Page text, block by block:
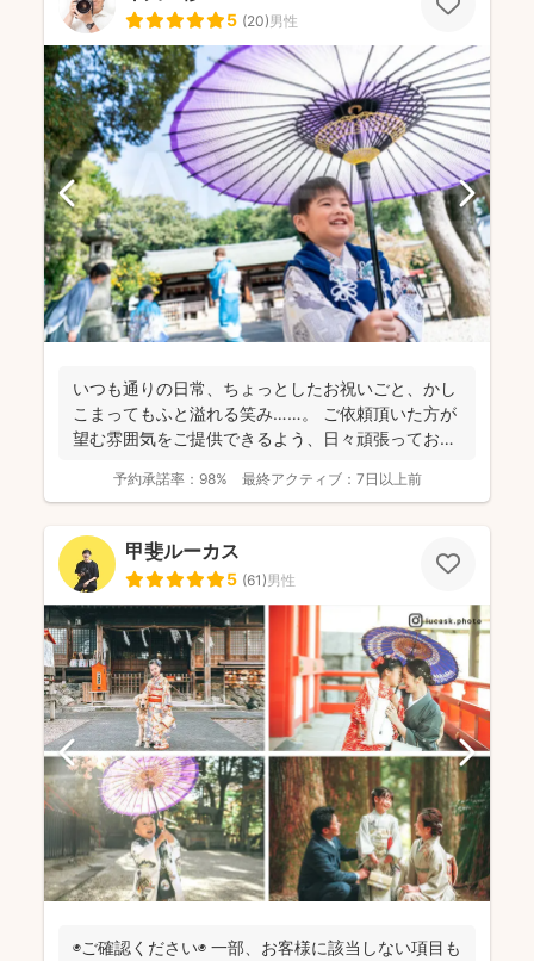
5 (20)男性
いつも通りの日常、ちょっとしたお祝いごと、かし
こまってもふと溢れる笑み……。 ご依頼頂いた方が
望む雰囲気をご提供できるよう、日々頑張っており
予約承諾率： 98% 最終アクティブ： 7日以上前
甲斐ルーカス
5 (61)男性
◉ご確認ください◉ 一部、お客様に該当しない項目も